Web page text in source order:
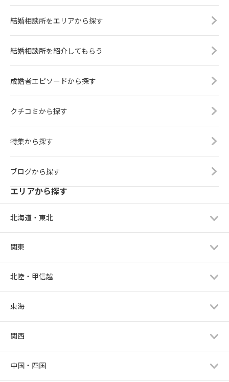
結婚相談所をエリアから探す
結婚相談所を紹介してもらう
成婚者エピソードから探す
クチコミから探す
特集から探す
ブログから探す
エリアから探す
北海道・東北
関東
北陸・甲信越
東海
関西
中国・四国